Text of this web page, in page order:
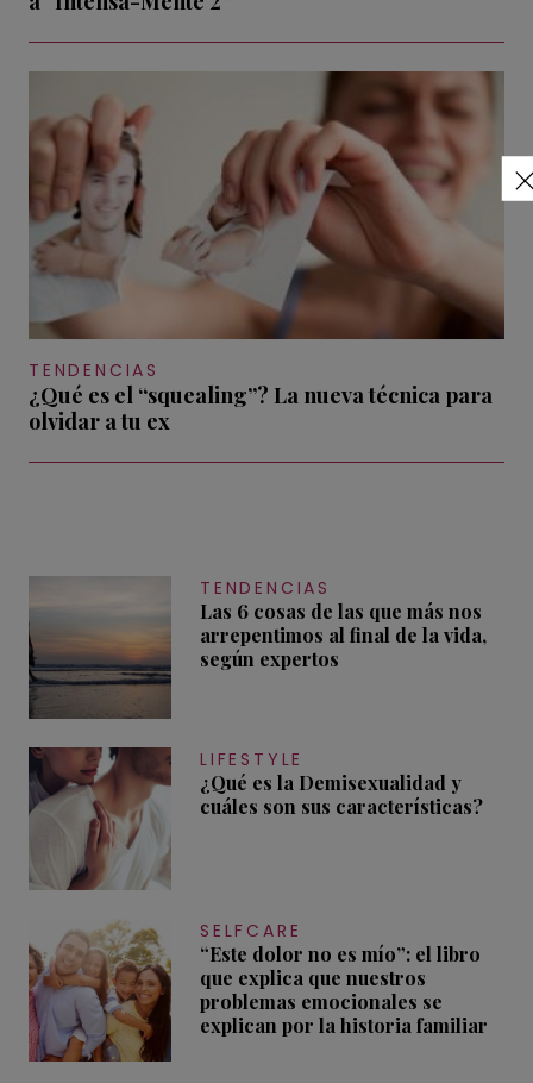
TENDENCIAS
¿Qué es el “squealing”? La nueva técnica para
olvidar a tu ex
TENDENCIAS
Las 6 cosas de las que más nos
arrepentimos al final de la vida,
según expertos
LIFESTYLE
¿Qué es la Demisexualidad y
cuáles son sus características?
SELFCARE
“Este dolor no es mío”: el libro
que explica que nuestros
problemas emocionales se
explican por la historia familiar